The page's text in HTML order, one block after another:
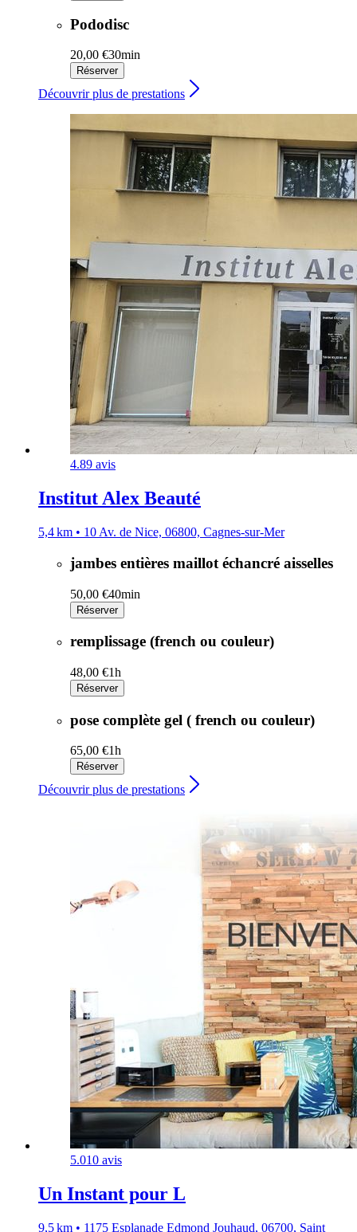
Pododisc
20,00 €30min
Réserver
Découvrir plus de prestations
4.89 avis
Institut Alex Beauté
5,4 km • 10 Av. de Nice, 06800, Cagnes-sur-Mer
jambes entières maillot échancré aisselles
50,00 €40min
Réserver
remplissage (french ou couleur)
48,00 €1h
Réserver
pose complète gel ( french ou couleur)
65,00 €1h
Réserver
Découvrir plus de prestations
5.010 avis
Un Instant pour L
9,5 km • 1175 Esplanade Edmond Jouhaud, 06700, Saint